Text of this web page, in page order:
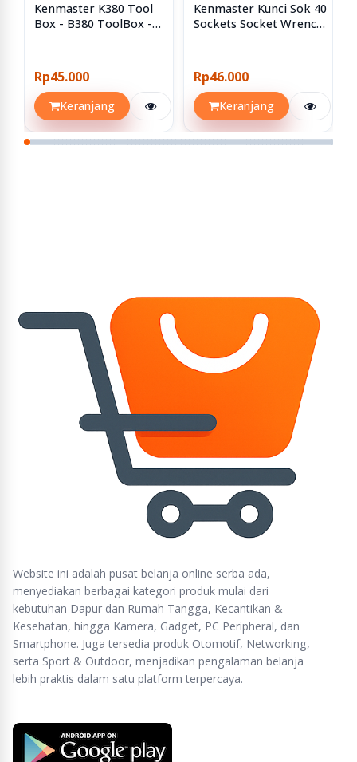
Kenmaster K380 Tool
Box - B380 ToolBox -
Rp45.000
Keranjang
Kenmaster Kunci Sok 40
Sockets Socket Wrench
Rp46.000
Keranjang
Website ini adalah pusat belanja online serba ada,
menyediakan berbagai kategori produk mulai dari
kebutuhan Dapur dan Rumah Tangga, Kecantikan &
Kesehatan, hingga Kamera, Gadget, PC Peripheral, dan
Smartphone. Juga tersedia produk Otomotif, Networking,
serta Sport & Outdoor, menjadikan pengalaman belanja
lebih praktis dalam satu platform terpercaya.